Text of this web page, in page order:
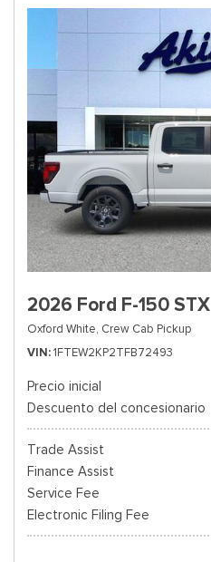
2026 Ford F-150 STX
Oxford White, Crew Cab Pickup
VIN 1FTEW2KP2TFB72493
Precio inicial
Descuento del concesionario
Trade Assist
Finance Assist
Service Fee
Electronic Filing Fee